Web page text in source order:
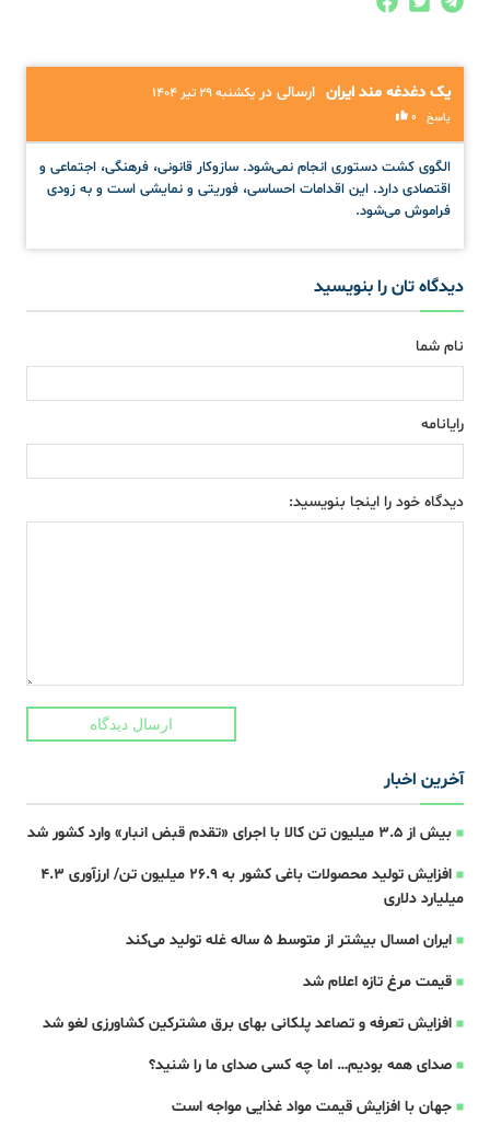
یک دغدغه مند ایران ارسالی در یکشنبه ۲۹ تیر ۱۴۰۴
پاسخ 0
الگوی کشت دستوری انجام نمی‌شود. سازوکار قانونی، فرهنگی، اجتماعی و
اقتصادی دارد. این اقدامات احساسی، فوریتی و نمایشی است و به زودی
فراموش می‌شود.
دیدگاه تان را بنویسید
نام شما
رایانامه
دیدگاه خود را اینجا بنویسید:
ارسال دیدگاه
آخرین اخبار
بیش از ۳.۵ میلیون تن کالا با اجرای «تقدم قبض انبار» وارد کشور شد
افزایش تولید محصولات باغی کشور به ۲۶.۹ میلیون تن/ ارزآوری ۴.۳
میلیارد دلاری
ایران امسال بیشتر از متوسط 5 ساله غله تولید می‌کند
قیمت مرغ تازه اعلام شد
افزایش تعرفه و تصاعد پلکانی بهای برق مشترکین کشاورزی لغو شد
صدای همه بودیم… اما چه کسی صدای ما را شنید؟
جهان با افزایش قیمت مواد غذایی مواجه است